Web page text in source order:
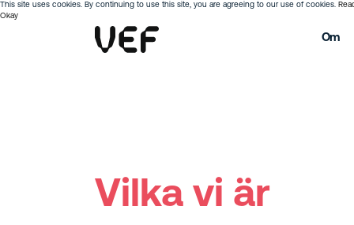
This site uses cookies. By continuing to use this site, you are agreeing to our use of cookies.
Okay
Om
Vilka vi är